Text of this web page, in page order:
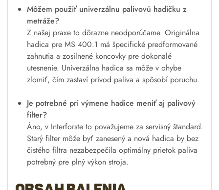
Môžem použiť univerzálnu palivovú hadičku z
metráže?
Z našej praxe to dôrazne neodporúčame. Originálna
hadica pre MS 400.1 má špecifické predformované
zahnutia a zosilnené koncovky pre dokonalé
utesnenie. Univerzálna hadica sa môže v ohybe
zlomiť, čím zastaví prívod paliva a spôsobí poruchu.
Je potrebné pri výmene hadice meniť aj palivový
filter?
Áno, v Interforste to považujeme za servisný štandard.
Starý filter môže byť zanesený a nová hadica by bez
čistého filtra nezabezpečila optimálny prietok paliva
potrebný pre plný výkon stroja.